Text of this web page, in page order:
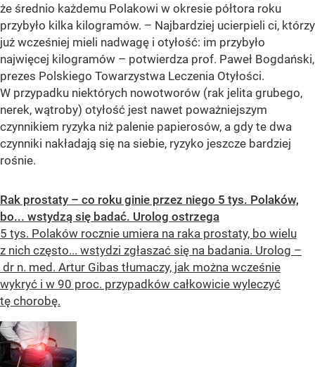
że średnio każdemu Polakowi w okresie półtora roku
przybyło kilka kilogramów. – Najbardziej ucierpieli ci, którzy
już wcześniej mieli nadwagę i otyłość: im przybyło
najwięcej kilogramów – potwierdza prof. Paweł Bogdański,
prezes Polskiego Towarzystwa Leczenia Otyłości.
W przypadku niektórych nowotworów (rak jelita grubego,
nerek, wątroby) otyłość jest nawet poważniejszym
czynnikiem ryzyka niż palenie papierosów, a gdy te dwa
czynniki nakładają się na siebie, ryzyko jeszcze bardziej
rośnie.
Rak prostaty – co roku ginie przez niego 5 tys. Polaków,
bo... wstydzą się badać. Urolog ostrzega
5 tys. Polaków rocznie umiera na raka prostaty, bo wielu
z nich często... wstydzi zgłaszać się na badania. Urolog –
dr n. med. Artur Gibas tłumaczy, jak można wcześnie
wykryć i w 90 proc. przypadków całkowicie wyleczyć
tę chorobę.